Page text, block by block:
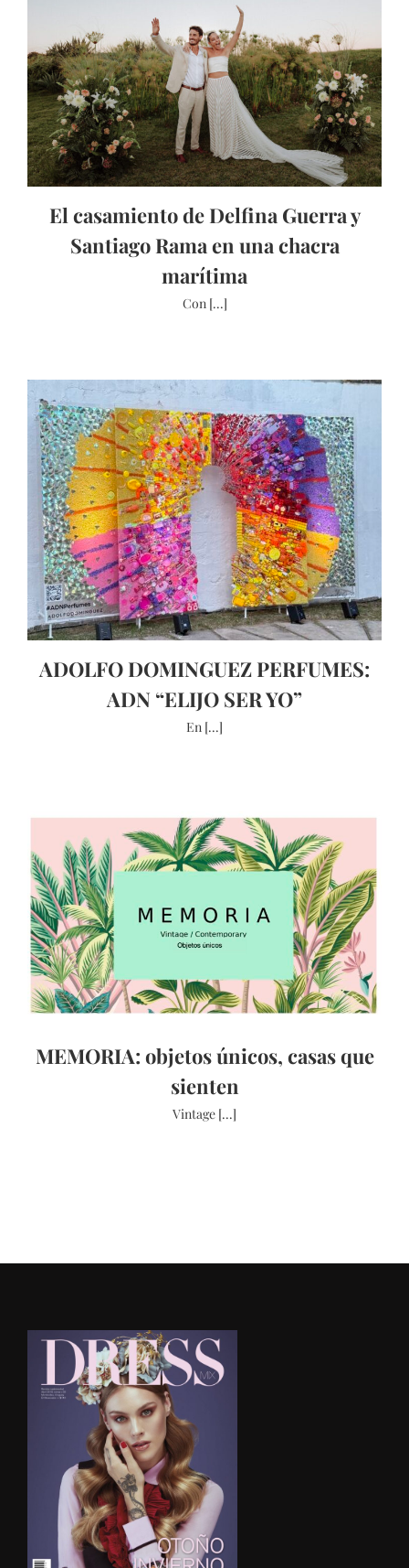
El casamiento de Delfina Guerra y
Santiago Rama en una chacra
marítima
Con [...]
ADOLFO DOMINGUEZ PERFUMES:
ADN “ELIJO SER YO”
En [...]
MEMORIA: objetos únicos, casas que
sienten
Vintage [...]